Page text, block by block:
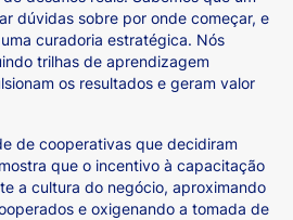
dúvidas sobre por onde começar, e
curadoria estratégica. Nós
trilhas de aprendizagem
os resultados e geram valor
de cooperativas que decidiram
que o incentivo à capacitação
a cultura do negócio, aproximando
e oxigenando a tomada de